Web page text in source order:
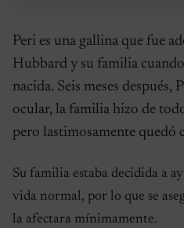
Peri es una gallina que fue
Hubbard y su familia
nacida. Seis meses
ocular, la familia hizo de
pero lastimosamente quedó
Su familia estaba decidida a
vida normal, por lo que se
la afectara mínimamente.